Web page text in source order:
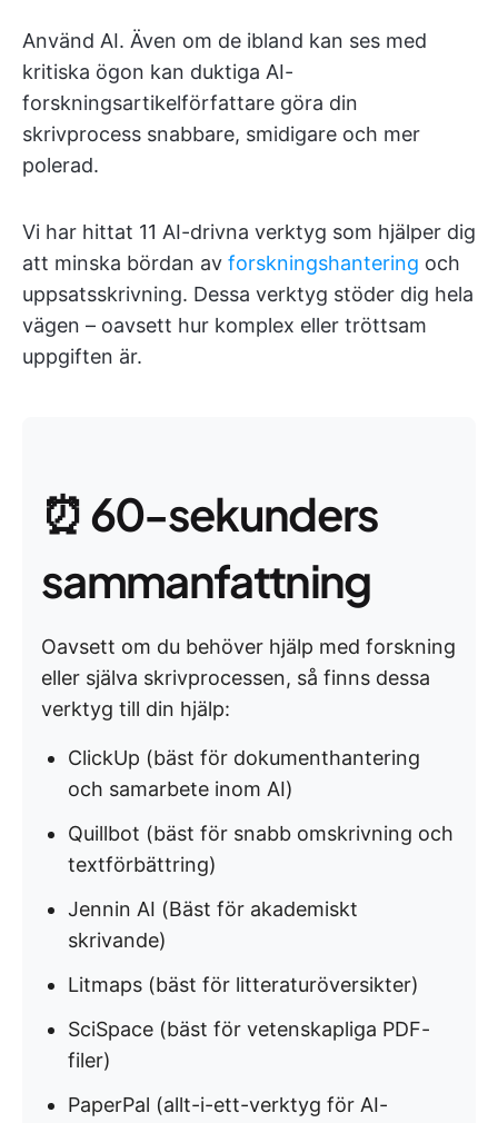
Använd AI. Även om de ibland kan ses med
kritiska ögon kan duktiga AI-
forskningsartikelförfattare göra din
skrivprocess snabbare, smidigare och mer
polerad.
Vi har hittat 11 AI-drivna verktyg som hjälper dig
att minska bördan av forskningshantering och
uppsatsskrivning. Dessa verktyg stöder dig hela
vägen – oavsett hur komplex eller tröttsam
uppgiften är.
⏰ 60-sekunders
sammanfattning
Oavsett om du behöver hjälp med forskning
eller själva skrivprocessen, så finns dessa
verktyg till din hjälp:
ClickUp (bäst för dokumenthantering
och samarbete inom AI)
Quillbot (bäst för snabb omskrivning och
textförbättring)
Jennin AI (Bäst för akademiskt
skrivande)
Litmaps (bäst för litteraturöversikter)
SciSpace (bäst för vetenskapliga PDF-
filer)
PaperPal (allt-i-ett-verktyg för AI-